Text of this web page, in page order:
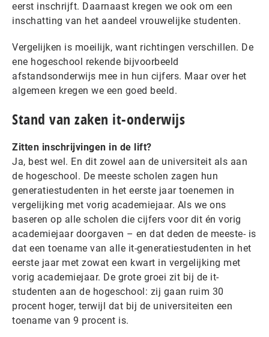
eerst inschrijft. Daarnaast kregen we ook om een
inschatting van het aandeel vrouwelijke studenten.
Vergelijken is moeilijk, want richtingen verschillen. De
ene hogeschool rekende bijvoorbeeld
afstandsonderwijs mee in hun cijfers. Maar over het
algemeen kregen we een goed beeld.
Stand van zaken it-onderwijs
Zitten inschrijvingen in de lift?
Ja, best wel. En dit zowel aan de universiteit als aan
de hogeschool. De meeste scholen zagen hun
generatiestudenten in het eerste jaar toenemen in
vergelijking met vorig academiejaar. Als we ons
baseren op alle scholen die cijfers voor dit én vorig
academiejaar doorgaven – en dat deden de meeste- is
dat een toename van alle it-generatiestudenten in het
eerste jaar met zowat een kwart in vergelijking met
vorig academiejaar. De grote groei zit bij de it-
studenten aan de hogeschool: zij gaan ruim 30
procent hoger, terwijl dat bij de universiteiten een
toename van 9 procent is.